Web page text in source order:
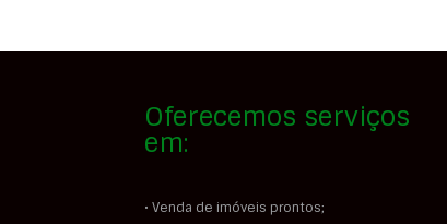
Oferecemos serviços
em:
• Venda de imóveis prontos;